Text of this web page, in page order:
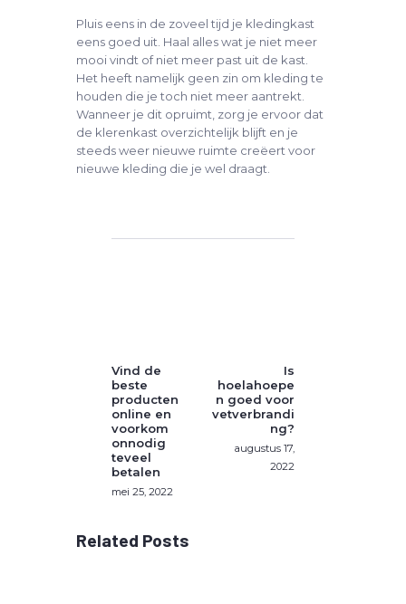
Pluis eens in de zoveel tijd je kledingkast
eens goed uit. Haal alles wat je niet meer
mooi vindt of niet meer past uit de kast.
Het heeft namelijk geen zin om kleding te
houden die je toch niet meer aantrekt.
Wanneer je dit opruimt, zorg je ervoor dat
de klerenkast overzichtelijk blijft en je
steeds weer nieuwe ruimte creëert voor
nieuwe kleding die je wel draagt.
Vind de
beste
producten
online en
voorkom
onnodig
teveel
betalen
mei 25, 2022
Is
hoelahoepe
n goed voor
vetverbrandi
ng?
augustus 17,
2022
Related Posts